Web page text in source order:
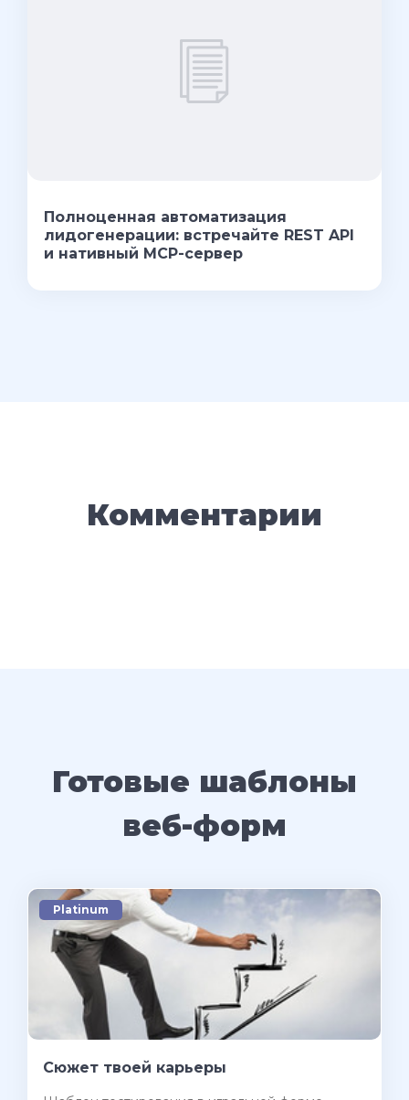
Полноценная автоматизация
лидогенерации: встречайте REST API
и нативный MCP-сервер
Комментарии
Готовые шаблоны
веб-форм
Platinum
Сюжет твоей карьеры